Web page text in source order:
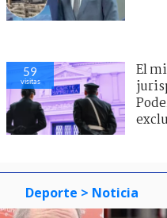
59
visitas
El
Deporte > Noticia